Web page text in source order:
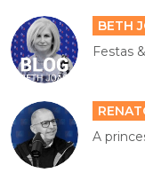
BETH
Festas
A